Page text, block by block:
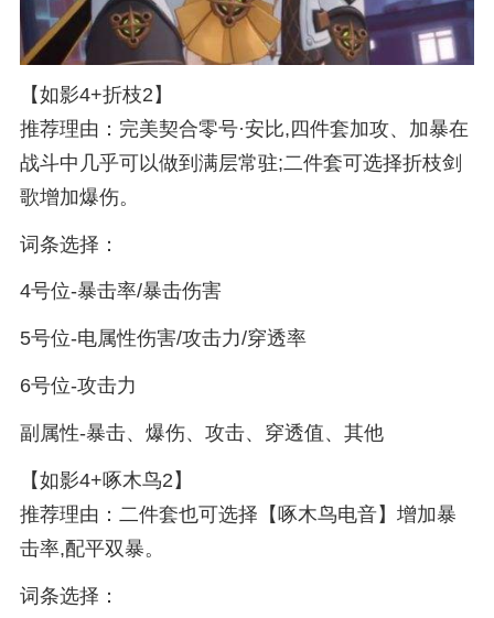
【如影4+折枝2】
推荐理由：完美契合零号·安比,四件套加攻、加暴在
战斗中几乎可以做到满层常驻;二件套可选择折枝剑
歌增加爆伤。
词条选择：
4号位-暴击率/暴击伤害
5号位-电属性伤害/攻击力/穿透率
6号位-攻击力
副属性-暴击、爆伤、攻击、穿透值、其他
【如影4+啄木鸟2】
推荐理由：二件套也可选择【啄木鸟电音】增加暴
击率,配平双暴。
词条选择：